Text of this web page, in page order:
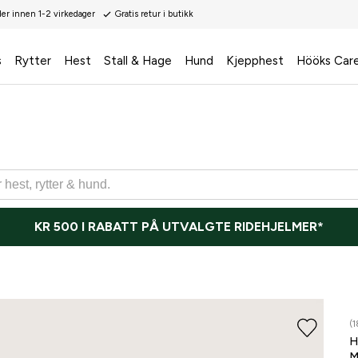
innen 1-2 virkedager Gratis retur i butikk
Rytter Hest Stall & Hage Hund Kjepphest Hööks
KR 500 I RABATT PÅ UTVALGTE RIDEHJELMER*